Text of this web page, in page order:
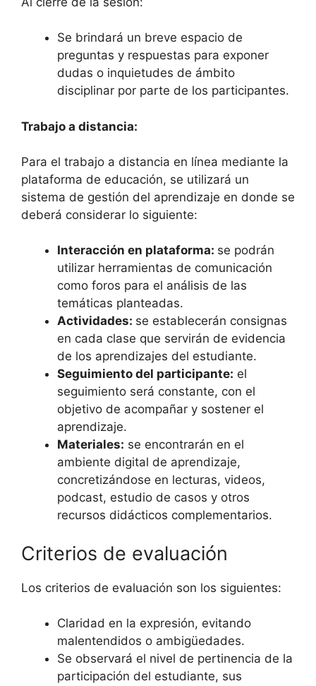
Se brindará un breve espacio de
preguntas y respuestas para exponer
dudas o inquietudes de ámbito
disciplinar por parte de los participantes.
Trabajo a distancia:
Para el trabajo a distancia en línea mediante la
plataforma de educación, se utilizará un
sistema de gestión del aprendizaje en donde se
deberá considerar lo siguiente:
Interacción en plataforma: se podrán
utilizar herramientas de comunicación
como foros para el análisis de las
temáticas planteadas.
Actividades: se establecerán consignas
en cada clase que servirán de evidencia
de los aprendizajes del estudiante.
Seguimiento del participante: el
seguimiento será constante, con el
objetivo de acompañar y sostener el
aprendizaje.
Materiales: se encontrarán en el
ambiente digital de aprendizaje,
concretizándose en lecturas, videos,
podcast, estudio de casos y otros
recursos didácticos complementarios.
Criterios de evaluación
Los criterios de evaluación son los siguientes:
Claridad en la expresión, evitando
malentendidos o ambigüedades.
Se observará el nivel de pertinencia de la
participación del estudiante, sus